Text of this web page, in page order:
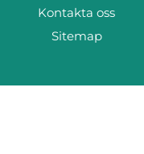
Kontakta oss
Sitemap